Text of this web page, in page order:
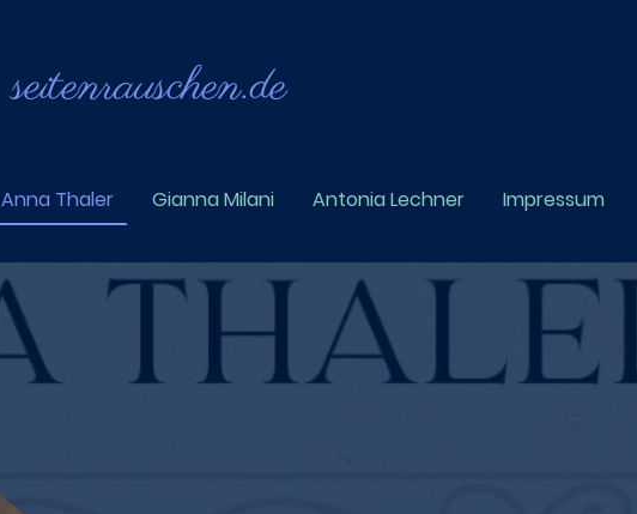
seitenrauschen.de
Anna Thaler Gianna Milani Antonia Lechner Impressum